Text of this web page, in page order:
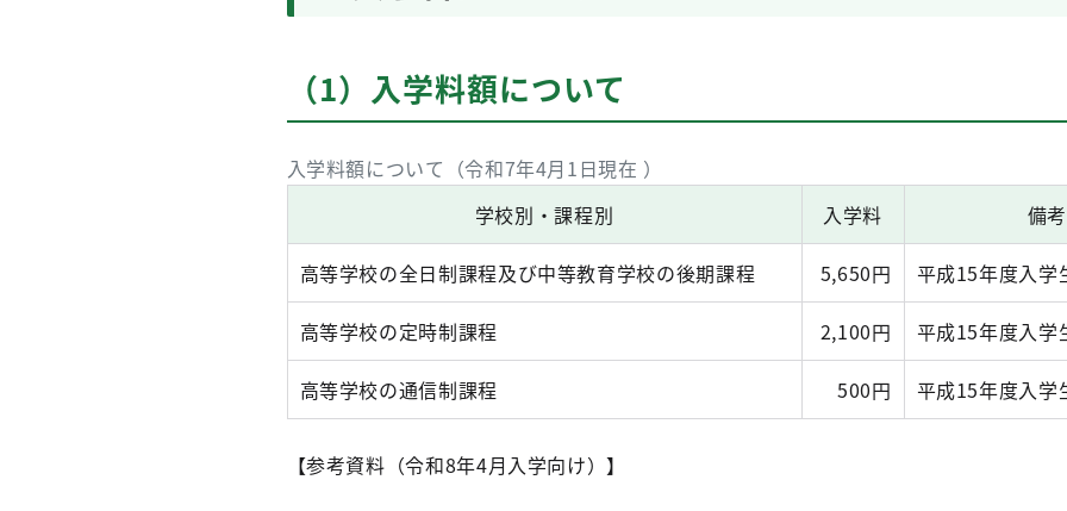
（1）入学料額について
入学料額について（令和7年4月1日現在 ）
学校別・課程別
入学料 備考
高等学校の全日制課程及び中等教育学校の後期課程 5,650円 平成15年度入学
高等学校の定時制課程 2,100円 平成15年度入学
高等学校の通信制課程 500円 平成15年度入学
【参考資料（令和8年4月入学向け）】